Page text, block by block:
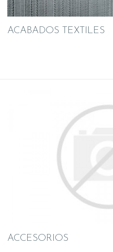
ACABADOS TEXTILES
ACCESORIOS